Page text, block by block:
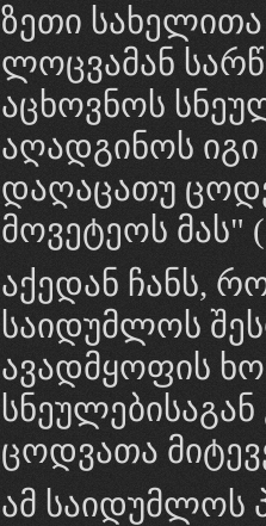
ზეთი
ლოცვამან
აცხოვნოს
აღადგინოს
დაღაცათუ
მოვეტეოს მას"
აქედან ჩანს,
საიდუმლოს
ავადმყოფის
ცოდვათა
ამ საიდუმლოს